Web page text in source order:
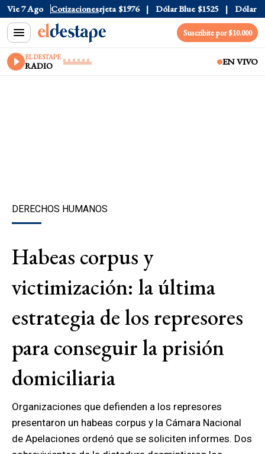
Vie 7 Ago Cotizaciones
$1520 Dólar Tarjeta $1976 Dólar Blue $1525 Dólar CCL
Suscribite por $10.000
EL DESTAPE
RADIO EN VIVO
DERECHOS HUMANOS
Habeas corpus y
victimización: la última
estrategia de los represores
para conseguir la prisión
domiciliaria
Organizaciones que defienden a los represores
presentaron un habeas corpus y la Cámara Nacional
de Apelaciones ordenó que se soliciten informes. Dos